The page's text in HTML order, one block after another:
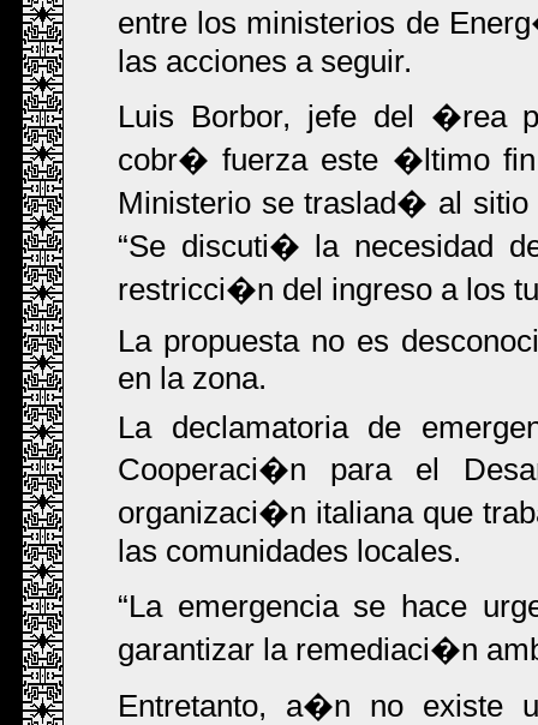
entre los ministerios de
las acciones a seguir.
Luis Borbor, jefe del �rea
cobr� fuerza este �ltimo
Ministerio se traslad� al sitio
Se discuti� la necesidad
restricci�n del ingreso a los
La propuesta no es
en la zona.
La declamatoria de
Cooperaci�n para el
organizaci�n italiana que
las comunidades locales.
La emergencia se hace
garantizar la remediaci�n
Entretanto, a�n no existe